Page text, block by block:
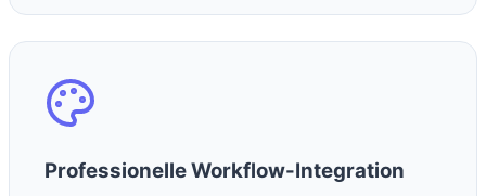
Professionelle Workflow-Integration